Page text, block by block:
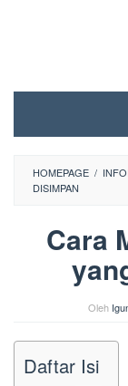
HOMEPAGE /
DISIMPAN
Cara
Oleh
Daftar Isi